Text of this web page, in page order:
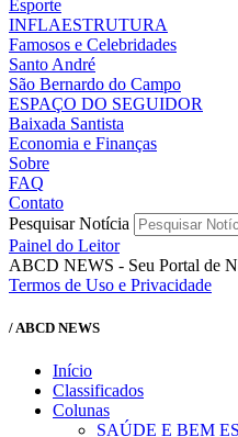
Esporte
INFLAESTRUTURA
Famosos e Celebridades
Santo André
São Bernardo do Campo
ESPAÇO DO SEGUIDOR
Baixada Santista
Economia e Finanças
Sobre
FAQ
Contato
Pesquisar Notícia
Painel do Leitor
ABCD NEWS - Seu Portal de
Termos de Uso e Privacidade
/ ABCD NEWS
Início
Classificados
Colunas
SAÚDE E BEM